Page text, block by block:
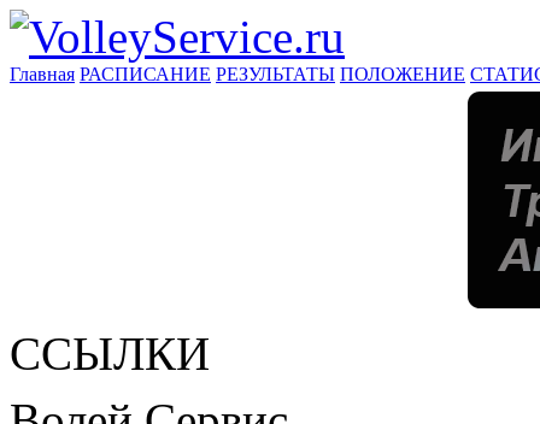
Главная РАСПИСАНИЕ РЕЗУЛЬТАТЫ ПОЛОЖЕНИЕ
ССЫЛКИ